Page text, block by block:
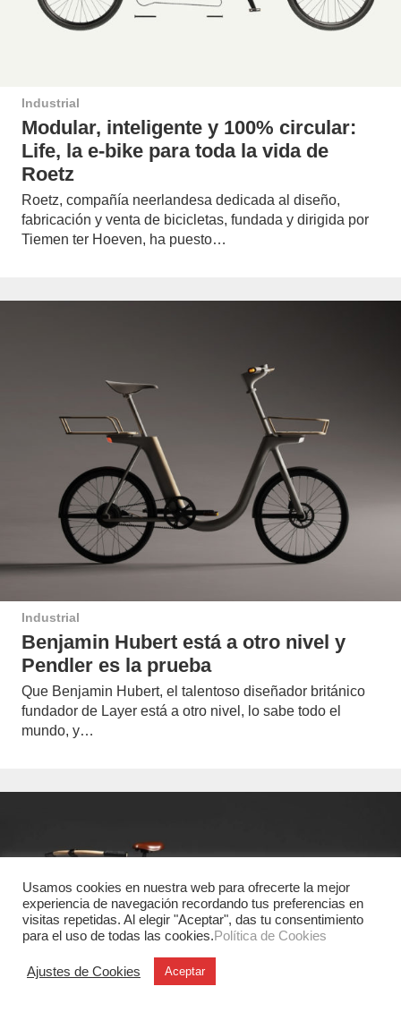
Industrial
Modular, inteligente y 100% circular:
Life, la e-bike para toda la vida de
Roetz
Roetz, compañía neerlandesa dedicada al diseño,
fabricación y venta de bicicletas, fundada y dirigida por
Tiemen ter Hoeven, ha puesto…
Industrial
Benjamin Hubert está a otro nivel y
Pendler es la prueba
Que Benjamin Hubert, el talentoso diseñador británico
fundador de Layer está a otro nivel, lo sabe todo el
mundo, y…
Usamos cookies en nuestra web para ofrecerte la mejor
experiencia de navegación recordando tus preferencias en
visitas repetidas. Al elegir "Aceptar", das tu consentimiento
para el uso de todas las cookies.Política de Cookies
Ajustes de Cookies Aceptar